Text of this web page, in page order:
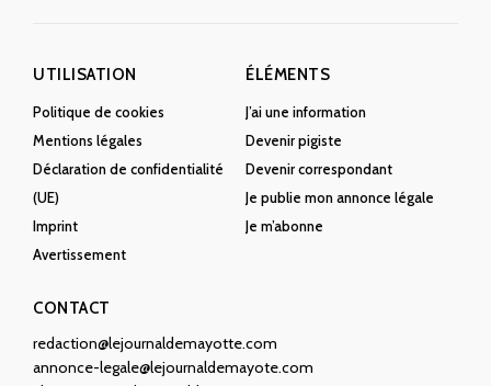
UTILISATION
Politique de cookies
Mentions légales
Déclaration de confidentialité
(UE)
Imprint
Avertissement
ÉLÉMENTS
J’ai une information
Devenir pigiste
Devenir correspondant
Je publie mon annonce légale
Je m’abonne
CONTACT
redaction@lejournaldemayotte.com
annonce-legale@lejournaldemayote.com